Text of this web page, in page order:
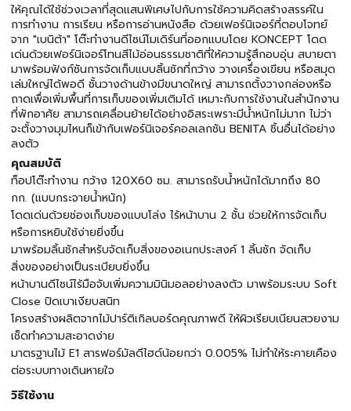
ให้คุณได้ใช้ช่วงเวลาที่สุดแสนพิเศษไปกับการใช้ความคิดสร้างสรรค์ใน
การทำงาน การเรียน หรือการอ่านหนังสือ ด้วยเฟอร์นิเจอร์ที่ตอบโจทย์
จาก "เบนิต้า" โต๊ะทำงานดีไซน์โมเดิร์นที่ออกแบบโดย KONCEPT โดด
เด่นด้วยเฟอร์นิเจอร์โทนสีไม้อ่อนธรรมชาติที่ให้ความรู้สึกอบอุ่น สบายตา
มาพร้อมฟังก์ชันการจัดเก็บแบบลิ้นชักที่กว้าง วางเครื่องเขียน หรือสมุด
เล่มใหญ่ได้พอดี ชั้นวางด้านข้างมีขนาดใหญ่ สามารถตั้งวางกล่องหรือ
ถาดเพื่อเพิ่มพื้นที่การเก็บของเพิ่มเติมได้ เหมาะกับการใช้งานในสำนักงาน
ที่พักอาศัย สามารถเคลื่อนย้ายได้อย่างอิสระเพราะมีน้ำหนักไม่มาก ไม่ว่า
จะตั้งวางมุมไหนก็เข้ากับเฟอร์นิเจอร์คอลเลกชัน BENITA ชิ้นอื่นได้อย่าง
ลงตัว
คุณสมบัติ
ท็อปโต๊ะทำงาน กว้าง 120X60 ซม. สามารถรับน้ำหนักได้มากถึง 80
กก. (แบบกระจายน้ำหนัก)
โดดเด่นด้วยช่องเก็บของแบบโล่ง ไร้หน้าบาน 2 ชั้น ช่วยให้การจัดเก็บ
หรือการหยิบใช้ง่ายยิ่งขึ้น
มาพร้อมลิ้นชักสำหรับจัดเก็บสิ่งของอเนกประสงค์ 1 ลิ้นชัก จัดเก็บ
สิ่งของอย่างเป็นระเบียบยิ่งขึ้น
หน้าบานดีไซน์ไร้มือจับเพิ่มความมินิมอลอย่างลงตัว มาพร้อมระบบ Soft
Close ปิดเบาเงียบสนิท
โครงสร้างผลิตจากไม้ปาร์ติเกิลบอร์ดคุณภาพดี ให้ผิวเรียบเนียนสวยงาม
เช็ดทำความสะอาดง่าย
มาตรฐานไม้ E1 สารฟอร์มัลดีไฮด์น้อยกว่า 0.005% ไม่ทำให้ระคายเคือง
ต่อระบบทางเดินหายใจ
วิธีใช้งาน